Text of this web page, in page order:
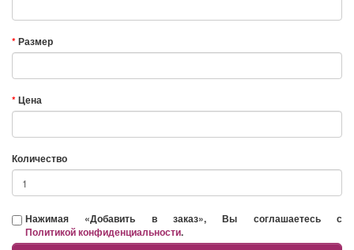
Размер
Цена
Количество
Нажимая «Добавить в заказ», Вы соглашаетесь с
Политикой конфиденциальности.